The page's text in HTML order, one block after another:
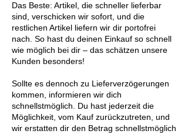
Das Beste: Artikel, die schneller lieferbar
sind, verschicken wir sofort, und die
restlichen Artikel liefern wir dir portofrei
nach. So hast du deinen Einkauf so schnell
wie möglich bei dir – das schätzen unsere
Kunden besonders!
Sollte es dennoch zu Lieferverzögerungen
kommen, informieren wir dich
schnellstmöglich. Du hast jederzeit die
Möglichkeit, vom Kauf zurückzutreten, und
wir erstatten dir den Betrag schnellstmöglich